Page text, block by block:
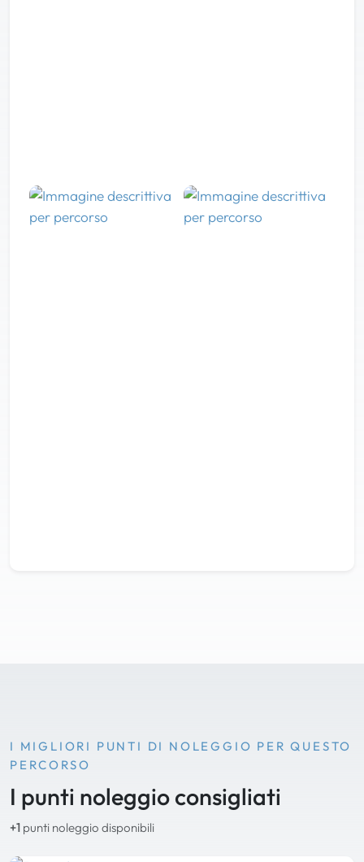
I MIGLIORI PUNTI DI NOLEGGIO PER QUESTO
PERCORSO
I punti noleggio consigliati
+1 punti noleggio disponibili